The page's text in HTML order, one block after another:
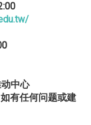
中心
有任何问题或建